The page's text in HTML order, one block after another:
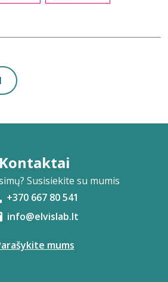
Kontaktai
Susisiekite su mumis
+370 667 80 541
info@elvislab.lt
mums